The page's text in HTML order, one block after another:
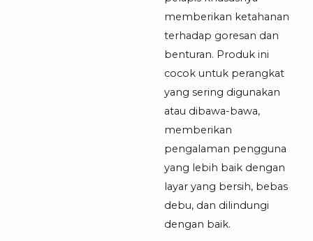
memberikan ketahanan
terhadap goresan dan
benturan. Produk ini
cocok untuk perangkat
yang sering digunakan
atau dibawa-bawa,
memberikan
pengalaman pengguna
yang lebih baik dengan
layar yang bersih, bebas
debu, dan dilindungi
dengan baik.